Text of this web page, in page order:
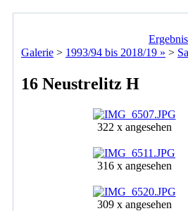
Galerie > 1993/94 bis 2018/19 » >
16 Neustrelitz H
322 x angesehen
316 x angesehen
309 x angesehen